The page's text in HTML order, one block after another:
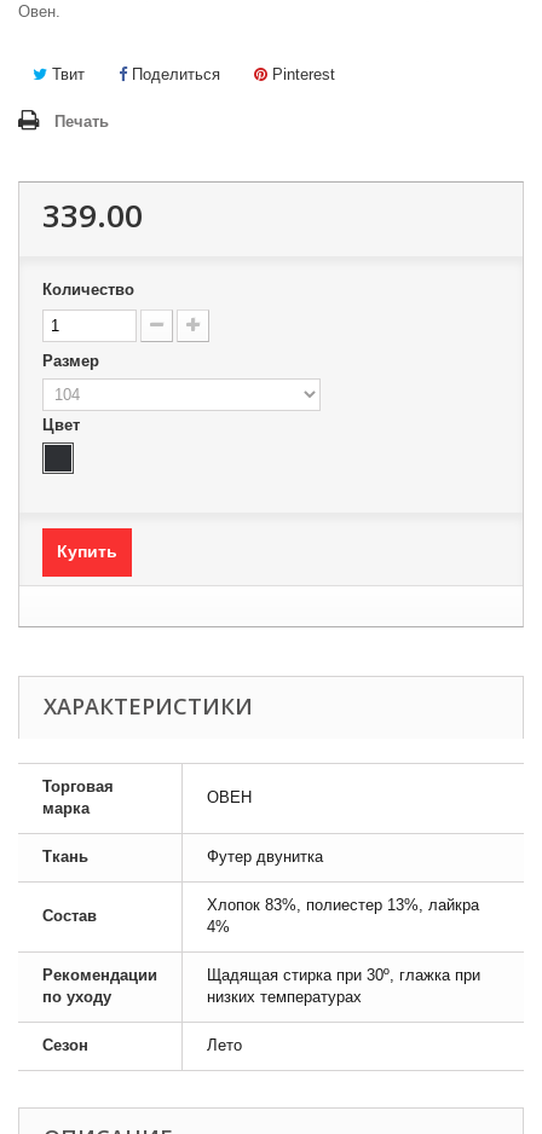
Овен.
Твит Поделиться Pinterest
Печать
339.00
Количество
Размер
Цвет
Купить
ХАРАКТЕРИСТИКИ
Торговая
марка
ОВЕН
Ткань Футер двунитка
Состав
Хлопок 83%, полиестер 13%, лайкра
4%
Рекомендации
по уходу
Щадящая стирка при 30º, глажка при
низких температурах
Сезон Лето